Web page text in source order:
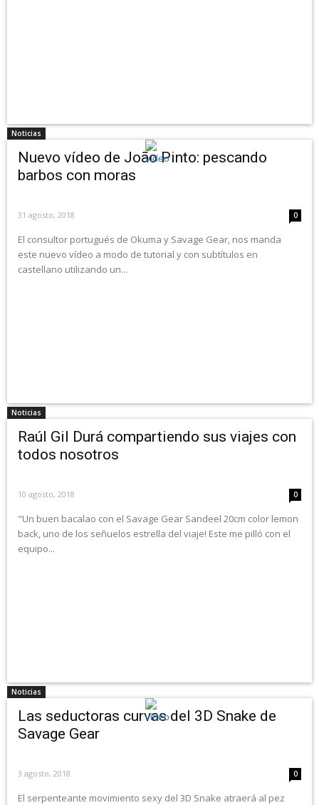
Noticias
Nuevo vídeo de João Pinto: pescando
barbos con moras
31 agosto, 2018 0
El consultor portugués de Okuma y Savage Gear, nos manda
este nuevo vídeo a modo de tutorial y con subtítulos en
castellano utilizando un...
Noticias
Raúl Gil Durá compartiendo sus viajes con
todos nosotros
10 agosto, 2018 0
"Un buen bacalao con el Savage Gear Sandeel 20cm color lemon
back, uno de los señuelos estrella del viaje! Este me pilló con el
equipo...
Noticias
Las seductoras curvas del 3D Snake de
Savage Gear
3 agosto, 2018 0
El serpenteante movimiento sexy del 3D Snake atraerá al pez